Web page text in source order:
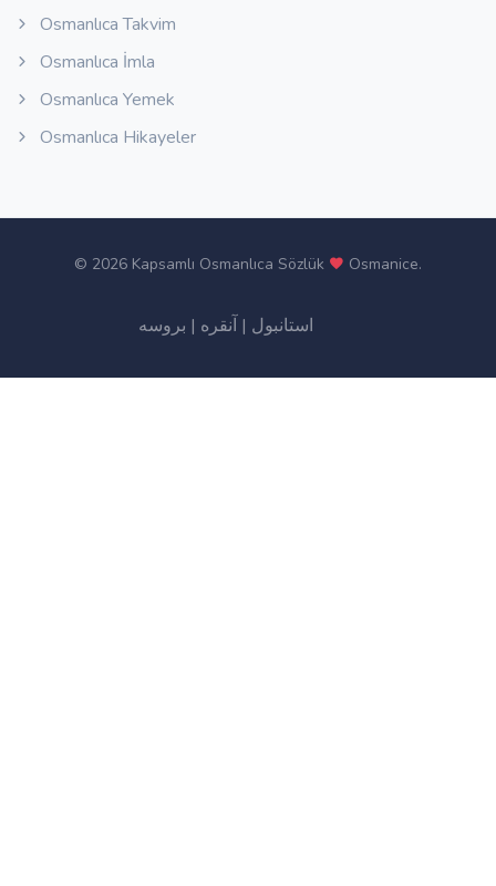
Osmanlıca Takvim
Osmanlıca İmla
Osmanlıca Yemek
Osmanlıca Hikayeler
© 2026 Kapsamlı Osmanlıca Sözlük Osmanice.
استانبول | آنقره | بروسه